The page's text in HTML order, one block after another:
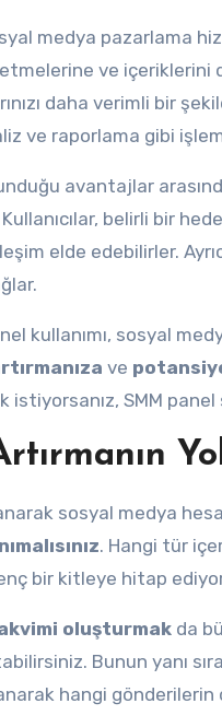
medya pazarlama
ve içeriklerini
daha verimli bir
ve raporlama gibi
avantajlar
belirli bir
elde edebilirler.
kullanımı, sosyal
ve
istiyorsanız, SMM
sosyal medya
. Hangi tür
bir kitleye hitap
oluşturmak da
Bunun yanı
hangi gönderilerin